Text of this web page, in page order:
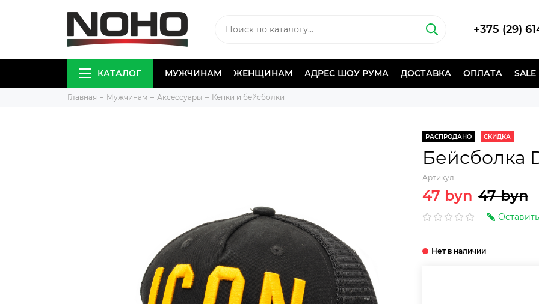
+375 (29)
КАТАЛОГ МУЖЧИНАМ ЖЕНЩИНАМ АДРЕС ШОУ РУМА ДОСТАВКА ОПЛАТА SALE
Главная Мужчинам Аксессуары Кепки и бейсболки
РАСПРОДАНО СКИДКА
Бейсболка
Артикул: —
47 byn 47 byn